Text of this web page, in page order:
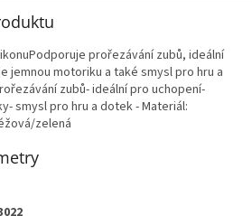
prořezávání zubů, ideální
jemnou motoriku a také smysl pro hru a
zubů- ideální pro uchopení-
smysl pro hru a dotek - Materiál:
zelená